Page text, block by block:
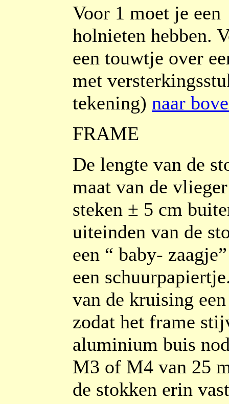
Voor 1 moet je een
holnieten hebben.
een touwtje over
met
tekening) naar
FRAME
De lengte van de
maat van de
steken ± 5 cm
uiteinden van de
een “ baby-
een
van de kruising
zodat het frame
aluminium buis
M3 of M4 van 25
de stokken erin